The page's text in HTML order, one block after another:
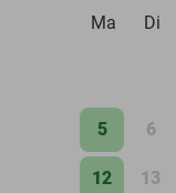
Ma
Di
5 6
12 13